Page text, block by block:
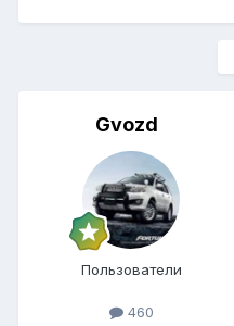
Gvozd
Пользователи
460